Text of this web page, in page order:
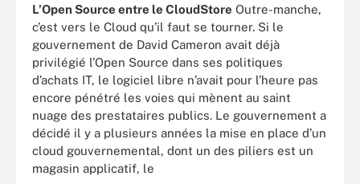
L’Open Source entre le CloudStore Outre-manche,
c’est vers le Cloud qu’il faut se tourner. Si le
gouvernement de David Cameron avait déjà
privilégié l’Open Source dans ses politiques
d’achats IT, le logiciel libre n’avait pour l’heure pas
encore pénétré les voies qui mènent au saint
nuage des prestataires publics. Le gouvernement a
décidé il y a plusieurs années la mise en place d’un
cloud gouvernemental, dont un des piliers est un
magasin applicatif, le